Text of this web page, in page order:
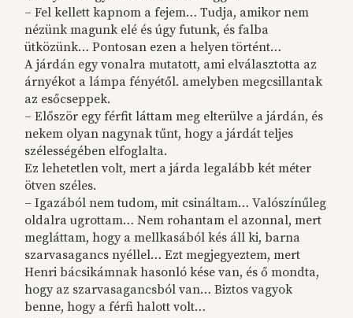
– Fel kellett kapnom a fejem… Tudja, amikor nem
nézünk magunk elé és úgy futunk, és falba
ütközünk… Pontosan ezen a helyen történt…
A járdán egy vonalra mutatott, ami elválasztotta az
árnyékot a lámpa fényétől. amelyben megcsillantak
az esőcseppek.
– Először egy férfit láttam meg elterülve a járdán, és
nekem olyan nagynak tűnt, hogy a járdát teljes
szélességében elfoglalta.
Ez lehetetlen volt, mert a járda legalább két méter
ötven széles.
– Igazából nem tudom, mit csináltam… Valószínűleg
oldalra ugrottam… Nem rohantam el azonnal, mert
megláttam, hogy a mellkasából kés áll ki, barna
szarvasagancs nyéllel… Ezt megjegyeztem, mert
Henri bácsikámnak hasonló kése van, és ő mondta,
hogy az szarvasagancsból van… Biztos vagyok
benne, hogy a férfi halott volt…